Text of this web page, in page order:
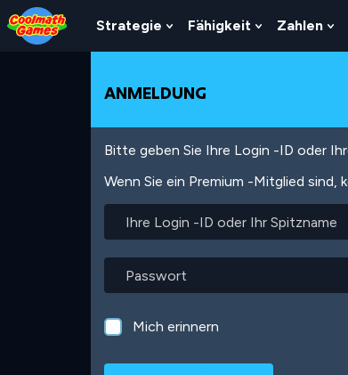
Skip
to
Top
Skip
to
Navigation
Skip
to
Main
Skip
to
Footer
Direkt
zum
Inhalt
Strategie
Show
Submenu
Strategie
Fähigkeit
Show
Submenu
Zahlen
ANMELDUNG
Bitte geben Sie Ihre Login -ID oder
Wenn Sie ein Premium -Mitglied sind,
Login
ID
oder
Ihr
Spitzname
Mich erinnern